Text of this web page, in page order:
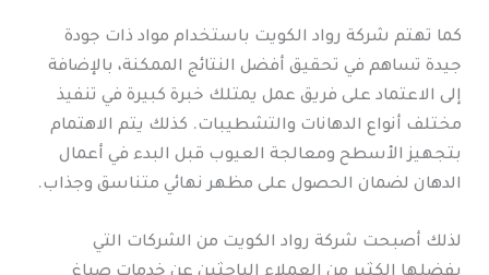
كما تهتم شركة رواد الكويت باستخدام مواد ذات جودة
جيدة تساهم في تحقيق أفضل النتائج الممكنة، بالإضافة
إلى الاعتماد على فريق عمل يمتلك خبرة كبيرة في تنفيذ
مختلف أنواع الدهانات والتشطيبات. كذلك يتم الاهتمام
بتجهيز الأسطح ومعالجة العيوب قبل البدء في أعمال
الدهان لضمان الحصول على مظهر نهائي متناسق وجذاب.
لذلك أصبحت شركة رواد الكويت من الشركات التي